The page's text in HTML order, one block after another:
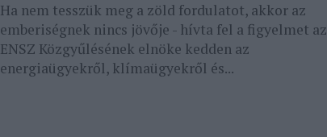
Ha nem tesszük meg a zöld fordulatot, akkor az
emberiségnek nincs jövője - hívta fel a figyelmet az
ENSZ Közgyűlésének elnöke kedden az
energiaügyekről, klímaügyekről és...